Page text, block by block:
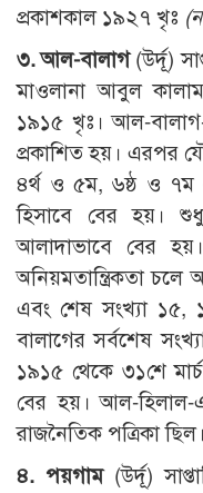
প্রকাশকাল ১৯২৭ খৃঃ (
৩. আল-বালাগ(উর্দূ)
মাওলানা আবুল
১৯১৫ খৃঃ। আল-
প্রকাশিত হয়। এরপর
৪র্থ ও ৫ম, ৬ষ্ঠ ও ৭ম
হিসাবে বের হয়।
আলাদাভাবে বের
অনিয়মতান্ত্রিকতা
এবং শেষ সংখ্যা
বালাগের সর্বশেষ
১৯১৫ থেকে ৩১শে
বের হয়। আল-
রাজনৈতিক পত্রিকা ছিল।
৪. পয়গাম(উর্দূ)